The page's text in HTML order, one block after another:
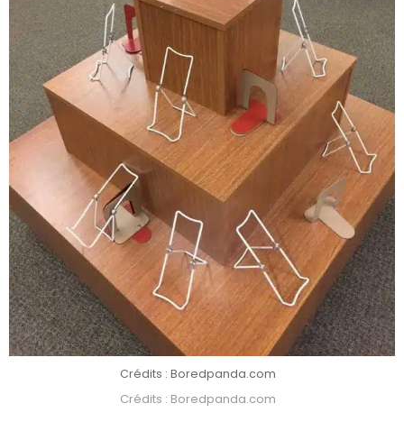
Crédits : Boredpanda.com
Crédits : Boredpanda.com